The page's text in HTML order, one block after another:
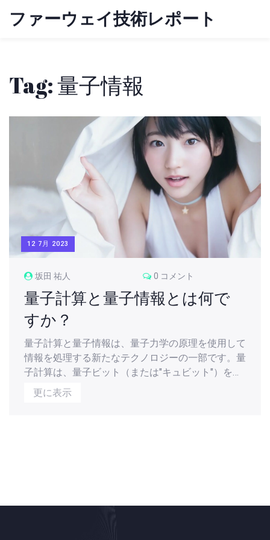
ファーウェイ技術レポート
Tag: 量子情報
12 7月 2023
坂田 祐人 0 コメント
量子計算と量子情報とは何で
すか？
量子計算と量子情報は、量子力学の原理を使用して
情報を処理する新たなテクノロジーの一部です。量
子計算は、量子ビット（または"キュビット"）を使
用して情報をエンコードし、計算を行います。一
方、量子情報は、量子系に存在する情報の性質とそ
更に表示